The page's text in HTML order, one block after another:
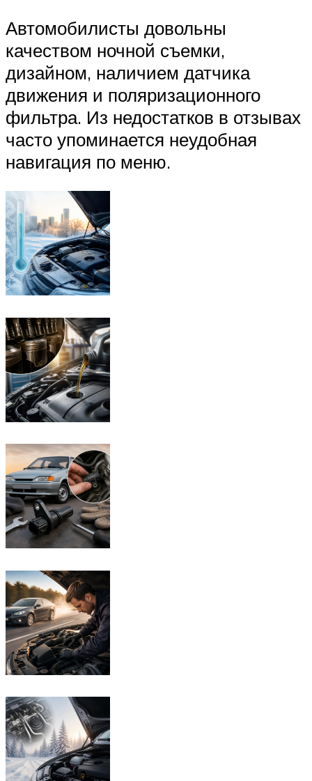
Автомобилисты довольны
качеством ночной съемки,
дизайном, наличием датчика
движения и поляризационного
фильтра. Из недостатков в отзывах
часто упоминается неудобная
навигация по меню.